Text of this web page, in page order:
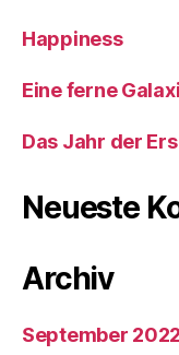
Happiness
Eine ferne
Das Jahr der
Neueste
Archiv
September 2022